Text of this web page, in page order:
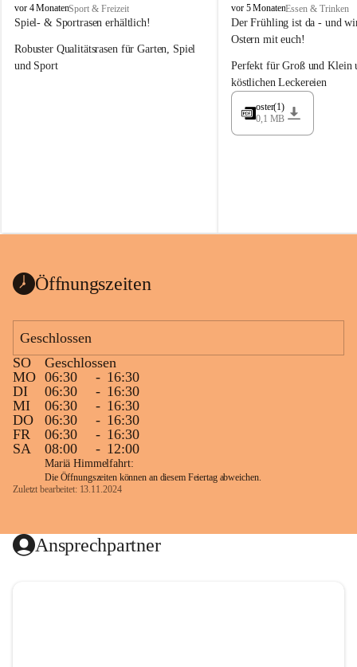
M
a
e
r
vor 4 MonatenSport & Freizeit
Spiel- & Sportrasen erhältlich!
Robuster Qualitätsrasen für Garten, Spiel
und Sport
M
a
y
r
G
ü
e
vor 5 MonatenEssen & Trinken
Der Frühling ist da - und
Ostern mit euch!
Perfekt für Groß und Klein
köstlichen Leckereien
oster(1)
0,1 MB
Öffnungszeiten
Geschlossen
SO
Geschlossen
MO 06:30 - 16:30
DI
06:30 - 16:30
MI
06:30 - 16:30
DO
06:30 - 16:30
FR
06:30 - 16:30
SA
08:00 - 12:00
Mariä Himmelfahrt:
Die Öffnungszeiten können an diesem Feiertag abweichen.
Zuletzt bearbeitet: 13.11.2024
Ansprechpartner